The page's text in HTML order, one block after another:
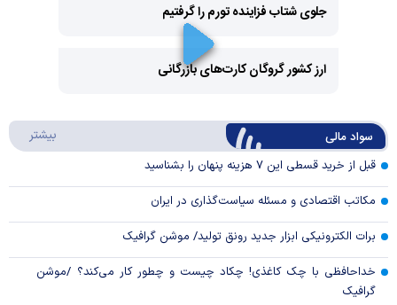
Play
Video
جلوی شتاب فزاینده تورم را گرفتیم
Video
ارز کشور گروگان کارت‌های بازرگانی
سواد مالی بیشتر
قبل از خرید قسطی این ۷ هزینه پنهان را بشناسید
مکاتب اقتصادی و مسئله سیاست‌گذاری در ایران
برات الکترونیکی ابزار جدید رونق تولید/ موشن گرافیک
خداحافظی با چک کاغذی! چکاد چیست و چطور کار می‌کند؟ /موشن
گرافیک